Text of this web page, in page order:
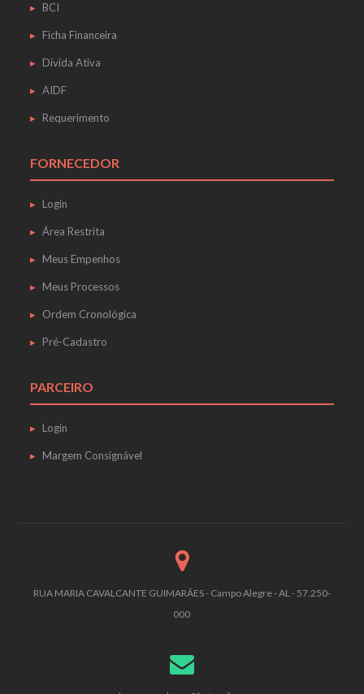
BCI
Ficha Financeira
Dívida Ativa
AIDF
Requerimento
FORNECEDOR
Login
Área Restrita
Meus Empenhos
Meus Processos
Ordem Cronológica
Pré-Cadastro
PARCEIRO
Login
Margem Consignável
RUA MARIA CAVALCANTE GUIMARÃES - Campo Alegre - AL - 57.250-
000